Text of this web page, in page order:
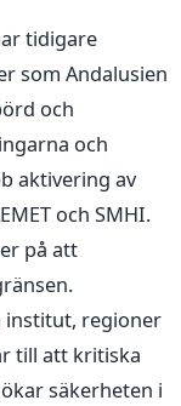
tidigare
som Andalusien
och
och
aktivering av
och SMHI.
på att
institut, regioner
till att kritiska
säkerheten i